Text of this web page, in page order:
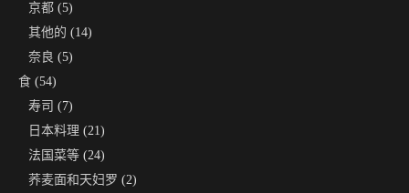
京都(5)
其他的 (14)
奈良 (5)
食 (54)
寿司 (7)
日本料理 (21)
法国菜等(24)
荞麦面和天妇罗 (2)